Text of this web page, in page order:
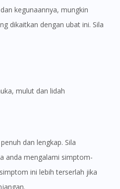
dikaitkan dengan ubat ini. Sila
mulut dan lidah
anda mengalami simptom-
ini lebih terserlah jika